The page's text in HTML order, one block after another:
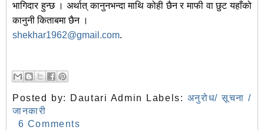
भागिदार हुन्छ । अर्थात् कानुनभन्दा माथि कोही छैन र माफी वा छुट यहाँको
कानुनी किताबमा छैन ।
shekhar1962@gmail.com.
Posted by: Dautari Admin Labels: अनुरोध/ सूचना /
जानकारी
6 Comments